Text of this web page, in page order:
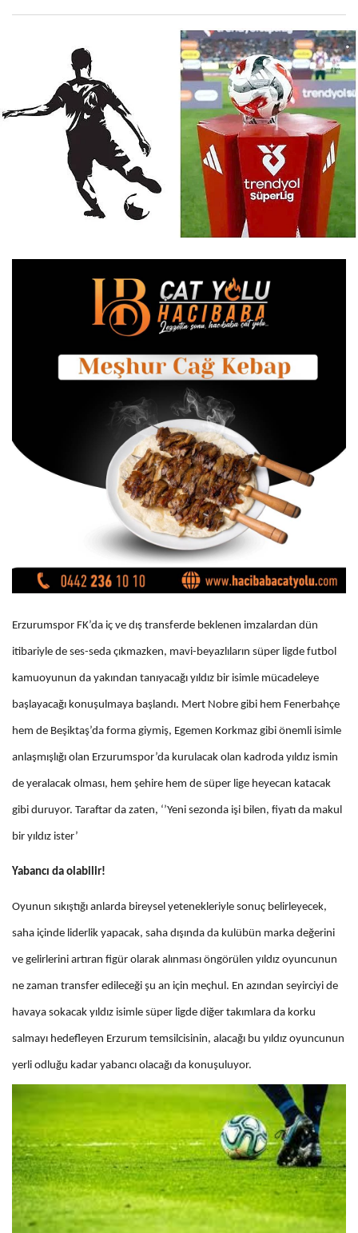
Erzurumspor FK’da iç ve dış transferde beklenen imzalardan dün
itibariyle de ses-seda çıkmazken, mavi-beyazlıların süper ligde futbol
kamuoyunun da yakından tanıyacağı yıldız bir isimle mücadeleye
başlayacağı konuşulmaya başlandı. Mert Nobre gibi hem Fenerbahçe
hem de Beşiktaş’da forma giymiş, Egemen Korkmaz gibi önemli isimle
anlaşmışlığı olan Erzurumspor’da kurulacak olan kadroda yıldız ismin
de yeralacak olması, hem şehire hem de süper lige heyecan katacak
gibi duruyor. Taraftar da zaten, ‘’Yeni sezonda işi bilen, fiyatı da makul
bir yıldız ister’
Yabancı da olabilir!
Oyunun sıkıştığı anlarda bireysel yetenekleriyle sonuç belirleyecek,
saha içinde liderlik yapacak, saha dışında da kulübün marka değerini
ve gelirlerini artıran figür olarak alınması öngörülen yıldız oyuncunun
ne zaman transfer edileceği şu an için meçhul. En azından seyirciyi de
havaya sokacak yıldız isimle süper ligde diğer takımlara da korku
salmayı hedefleyen Erzurum temsilcisinin, alacağı bu yıldız oyuncunun
yerli odluğu kadar yabancı olacağı da konuşuluyor.